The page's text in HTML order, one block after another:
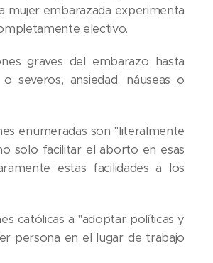
mujer embarazada experimenta
electivo.
graves del embarazo hasta
severos, ansiedad, náuseas o
enumeradas son "literalmente
solo facilitar el aborto en esas
estas facilidades a los
católicas a "adoptar políticas y
persona en el lugar de trabajo